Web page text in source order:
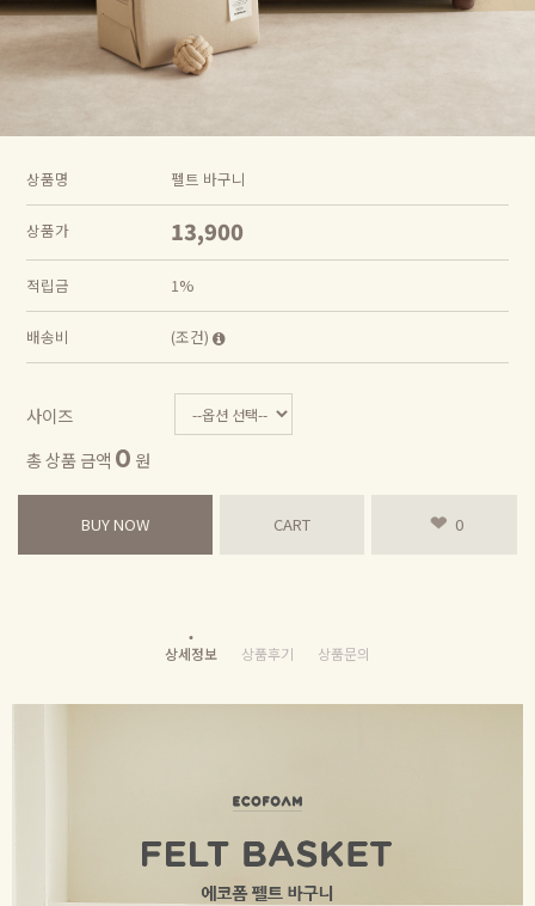
상품명 펠트 바구니
상품가 13,900
적립금 1%
배송비 (조건)
사이즈
총 상품 금액 0 원
BUY NOW CART 0
상세정보 상품후기 상품문의